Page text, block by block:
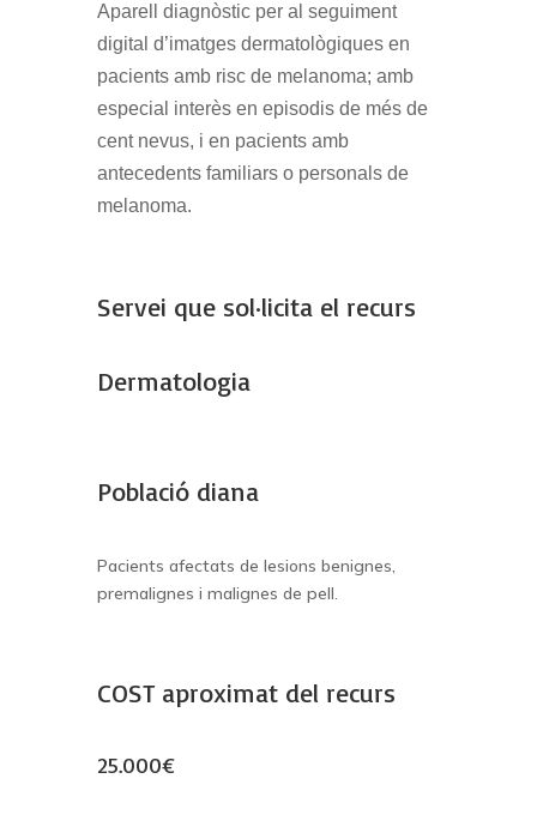
Aparell diagnòstic per al seguiment
digital d’imatges dermatològiques en
pacients amb risc de melanoma; amb
especial interès en episodis de més de
cent nevus, i en pacients amb
antecedents familiars o personals de
melanoma.
Servei que sol·licita el recurs
Dermatologia
Població diana
Pacients afectats de lesions benignes,
premalignes i malignes de pell.
COST aproximat del recurs
25.000€